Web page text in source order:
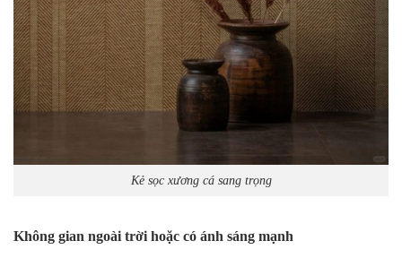
Kẻ sọc xương cá sang trọng
Không gian ngoài trời hoặc có ánh sáng mạnh